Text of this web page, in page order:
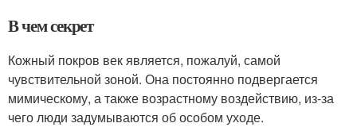
В чем секрет
Кожный покров век является, пожалуй, самой
чувствительной зоной. Она постоянно подвергается
мимическому, а также возрастному воздействию, из-за
чего люди задумываются об особом уходе.